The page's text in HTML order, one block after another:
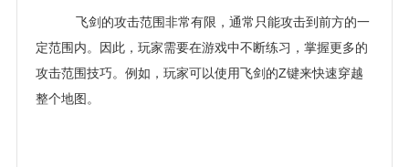
飞剑的攻击范围非常有限，通常只能攻击到前方的一
定范围内。因此，玩家需要在游戏中不断练习，掌握更多的
攻击范围技巧。例如，玩家可以使用飞剑的Z键来快速穿越
整个地图。